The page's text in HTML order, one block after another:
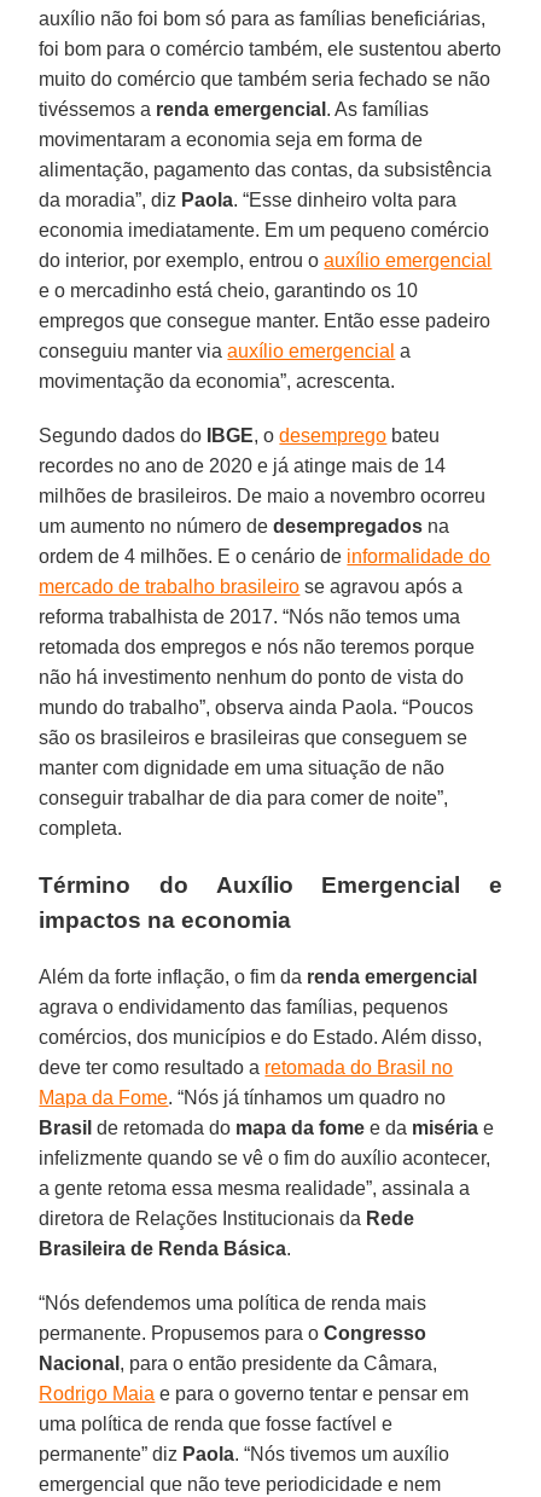
auxílio não foi bom só para as famílias beneficiárias,
foi bom para o comércio também, ele sustentou aberto
muito do comércio que também seria fechado se não
tivéssemos a renda emergencial . As famílias
movimentaram a economia seja em forma de
alimentação, pagamento das contas, da subsistência
da moradia”, diz Paola. “Esse dinheiro volta para
economia imediatamente. Em um pequeno comércio
do interior, por exemplo, entrou oauxílio emergencial
e o mercadinho está cheio, garantindo os 10
empregos que consegue manter. Então esse padeiro
conseguiu manter viaauxílio emergencial a
movimentação da economia”, acrescenta.
Segundo dados do IBGE, odesemprego bateu
recordes no ano de 2020 e já atinge mais de 14
milhões de brasileiros. De maio a novembro ocorreu
um aumento no número dedesempregados na
ordem de 4 milhões. E o cenário de informalidade do
mercado de trabalho brasileiro se agravou após a
reforma trabalhista de 2017. “Nós não temos uma
retomada dos empregos e nós não teremos porque
não há investimento nenhum do ponto de vista do
mundo do trabalho”, observa ainda Paola. “Poucos
são os brasileiros e brasileiras que conseguem se
manter com dignidade em uma situação de não
conseguir trabalhar de dia para comer de noite”,
completa.
Término do Auxílio Emergencial e
impactos na economia
Além da forte inflação, o fim da renda emergencial
agrava o endividamento das famílias, pequenos
comércios, dos municípios e do Estado. Além disso,
deve ter como resultado a retomada do Brasil no
Mapa da Fome. “Nós já tínhamos um quadro no
Brasil de retomada do mapa da fome e da miséria e
infelizmente quando se vê o fim do auxílio acontecer,
a gente retoma essa mesma realidade”, assinala a
diretora de Relações Institucionais da Rede
Brasileira de Renda Básica.
“Nós defendemos uma política de renda mais
permanente. Propusemos para oCongresso
Nacional , para o então presidente da Câmara,
Rodrigo Maia e para o governo tentar e pensar em
uma política de renda que fosse factível e
permanente” diz Paola. “Nós tivemos um auxílio
emergencial que não teve periodicidade e nem